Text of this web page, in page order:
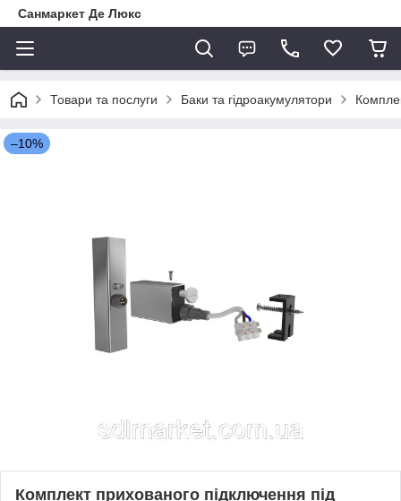
Санмаркет Де Люкс
Товари та послуги Баки та гідроакумулятори
–10%
Комплект прихованого підключення під